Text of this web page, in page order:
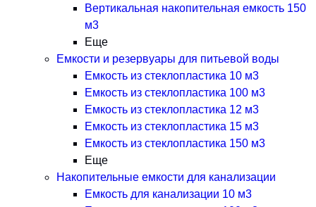
Вертикальная накопительная емкость 150
м3
Еще
Емкости и резервуары для питьевой воды
Емкость из стеклопластика 10 м3
Емкость из стеклопластика 100 м3
Емкость из стеклопластика 12 м3
Емкость из стеклопластика 15 м3
Емкость из стеклопластика 150 м3
Еще
Накопительные емкости для канализации
Емкость для канализации 10 м3